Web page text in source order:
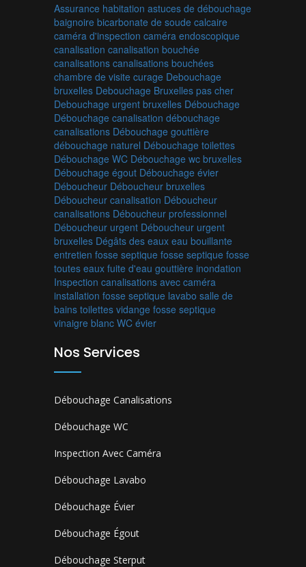
Assurance habitation astuces de débouchage
baignoire bicarbonate de soude calcaire
caméra d'inspection caméra endoscopique
canalisation canalisation bouchée
canalisations canalisations bouchées
chambre de visite curage Debouchage
bruxelles Debouchage Bruxelles pas cher
Debouchage urgent bruxelles Débouchage
Débouchage canalisation débouchage
canalisations Débouchage gouttière
débouchage naturel Débouchage toilettes
Débouchage WC Débouchage wc bruxelles
Débouchage égout Débouchage évier
Déboucheur Déboucheur bruxelles
Déboucheur canalisation Déboucheur
canalisations Déboucheur professionnel
Déboucheur urgent Déboucheur urgent
bruxelles Dégâts des eaux eau bouillante
entretien fosse septique fosse septique fosse
toutes eaux fuite d'eau gouttière inondation
Inspection canalisations avec caméra
installation fosse septique lavabo salle de
bains toilettes vidange fosse septique
vinaigre blanc WC évier
Nos Services
Débouchage Canalisations
Débouchage WC
Inspection Avec Caméra
Débouchage Lavabo
Débouchage Évier
Débouchage Égout
Débouchage Sterput